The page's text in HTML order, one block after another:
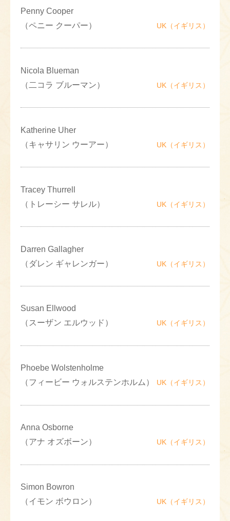
Penny Cooper
（ペニー クーパー）
UK（イギリス）
Nicola Blueman
（二コラ ブルーマン）
UK（イギリス）
Katherine Uher
（キャサリン ウーアー）
UK（イギリス）
Tracey Thurrell
（トレーシー サレル）
UK（イギリス）
Darren Gallagher
（ダレン ギャレンガー）
UK（イギリス）
Susan Ellwood
（スーザン エルウッド）
UK（イギリス）
Phoebe Wolstenholme
（フィービー ウォルステンホルム）
UK（イギリス）
Anna Osborne
（アナ オズボーン）
UK（イギリス）
Simon Bowron
（イモン ボウロン）
UK（イギリス）